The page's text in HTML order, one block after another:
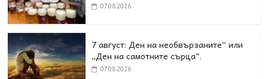
07.08.2026
7 август: Ден на необвързаните“ или
„Ден на самотните сърца“.
07.08.2026